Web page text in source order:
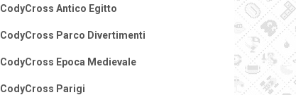
CodyCross Antico Egitto
CodyCross Parco Divertimenti
CodyCross Epoca Medievale
CodyCross Parigi